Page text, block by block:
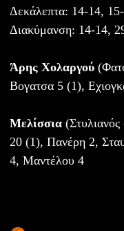
Δεκάλεπτα: 14-14,
Διακύμανση: 14-14,
Άρης Χολαργού
Βογατσα 5 (1),
Μελίσσια
20 (1), Πανέρη 2,
4, Μαντέλου 4